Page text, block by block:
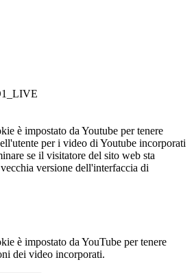
è impostato da Youtube per tenere
per i video di Youtube incorporati
se il visitatore del sito web sta
versione dell'interfaccia di
è impostato da YouTube per tenere
dei video incorporati.